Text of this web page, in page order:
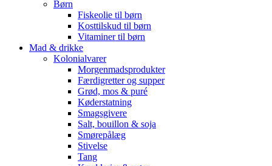
Børn
Fiskeolie til børn
Kosttilskud til børn
Vitaminer til børn
Mad & drikke
Kolonialvarer
Morgenmadsprodukter
Færdigretter og supper
Grød, mos & puré
Køderstatning
Smagsgivere
Salt, bouillon & soja
Smørepålæg
Stivelse
Tang